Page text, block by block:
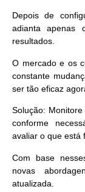
Depois de
adianta apenas
resultados.
O mercado e os
constante
ser tão eficaz
Solução:
conforme
avaliar o que está
Com base
novas
atualizada.